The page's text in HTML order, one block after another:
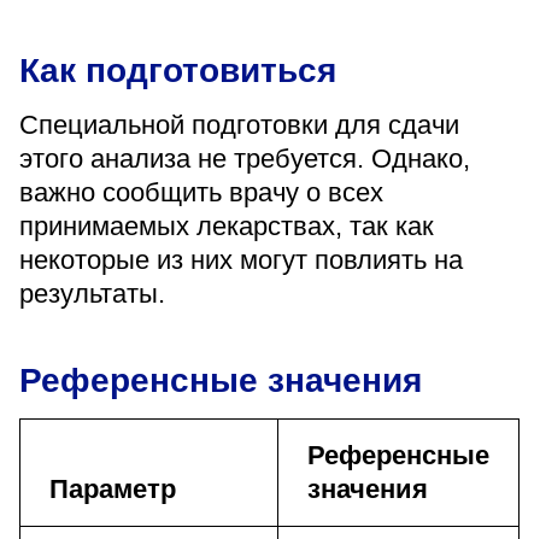
Как подготовиться
Специальной подготовки для сдачи
этого анализа не требуется. Однако,
важно сообщить врачу о всех
принимаемых лекарствах, так как
некоторые из них могут повлиять на
результаты.
Референсные значения
Параметр
Референсные
значения